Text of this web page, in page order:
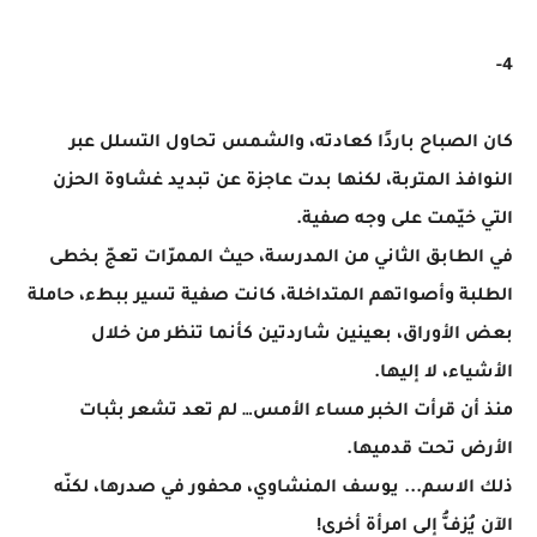
4-
كان الصباح باردًا كعادته، والشمس تحاول التسلل عبر
النوافذ المتربة، لكنها بدت عاجزة عن تبديد غشاوة الحزن
التي خيّمت على وجه صفية.
في الطابق الثاني من المدرسة، حيث الممرّات تعجّ بخطى
الطلبة وأصواتهم المتداخلة، كانت صفية تسير ببطء، حاملة
بعض الأوراق، بعينين شاردتين كأنما تنظر من خلال
الأشياء، لا إليها.
منذ أن قرأت الخبر مساء الأمس… لم تعد تشعر بثبات
الأرض تحت قدميها.
ذلك الاسم... يوسف المنشاوي، محفور في صدرها، لكنّه
الآن يُزفُّ إلى امرأة أخرى!